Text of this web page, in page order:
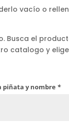
vacío o
Busca el
catalogo y
piñata y nombre *